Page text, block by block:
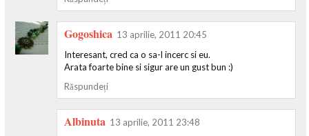
Gogoshica 13 aprilie, 2011 20:45
Interesant, cred ca o sa-l incerc si eu.
Arata foarte bine si sigur are un gust bun :)
Răspundeți
Albinuta 13 aprilie, 2011 23:48